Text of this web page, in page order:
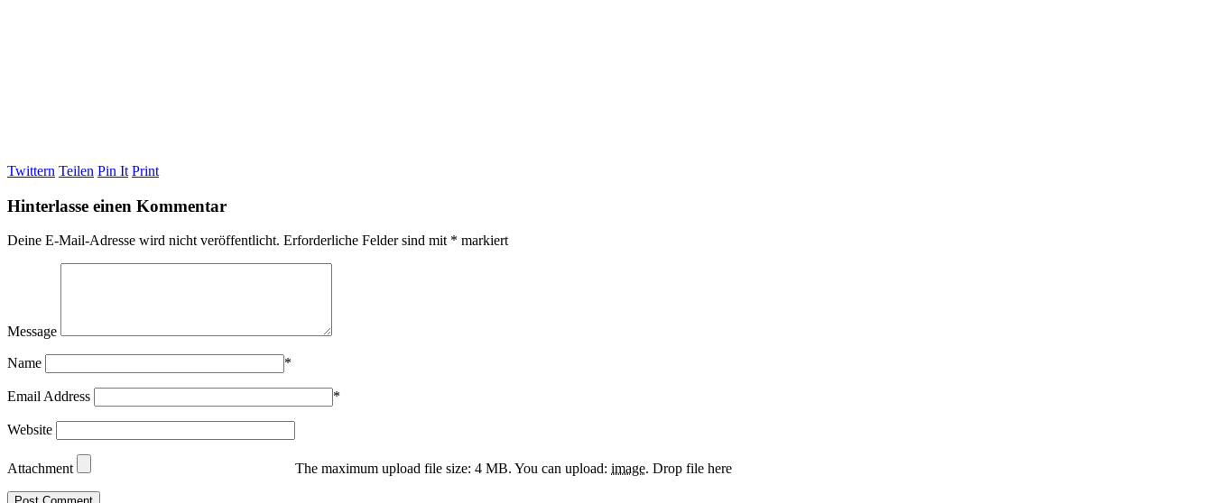
Twittern Teilen Pin It Print
Hinterlasse einen Kommentar
Deine E-Mail-Adresse wird nicht veröffentlicht. Erforderliche Felder sind mit * markiert
Message
Name *
Email Address *
Website
Attachment The maximum upload file size: 4 MB. You can upload: image. Drop file here